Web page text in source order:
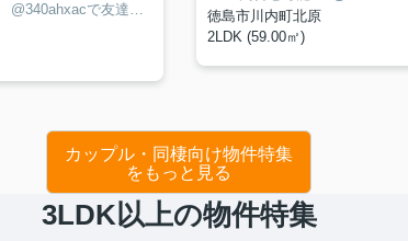
LINE問合せ可能♪ @340ahxacで友達検索して下さい
徳島市川内町北原
2LDK (59.00㎡)
カップル・同棲向け物件特集
をもっと見る
3LDK以上の物件特集